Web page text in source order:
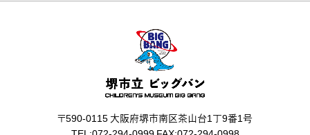
〒590-0115 大阪府堺市南区茶山台1丁9番1号